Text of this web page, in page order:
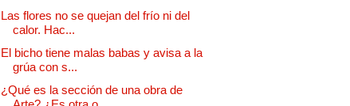
Las flores no se quejan del frío ni del
calor. Hac...
El bicho tiene malas babas y avisa a la
grúa con s...
¿Qué es la sección de una obra de